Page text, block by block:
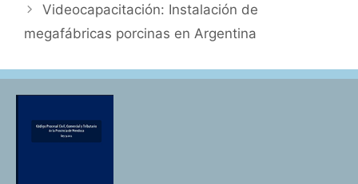
Videocapacitación: Instalación de
megafábricas porcinas en Argentina